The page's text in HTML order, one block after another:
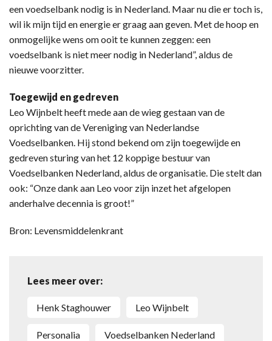
een voedselbank nodig is in Nederland. Maar nu die er toch is,
wil ik mijn tijd en energie er graag aan geven. Met de hoop en
onmogelijke wens om ooit te kunnen zeggen: een
voedselbank is niet meer nodig in Nederland”, aldus de
nieuwe voorzitter.
Toegewijd en gedreven
Leo Wijnbelt heeft mede aan de wieg gestaan van de
oprichting van de Vereniging van Nederlandse
Voedselbanken. Hij stond bekend om zijn toegewijde en
gedreven sturing van het 12 koppige bestuur van
Voedselbanken Nederland, aldus de organisatie. Die stelt dan
ook: “Onze dank aan Leo voor zijn inzet het afgelopen
anderhalve decennia is groot!”
Bron: Levensmiddelenkrant
Lees meer over:
Henk Staghouwer Leo Wijnbelt
personalia Voedselbanken Nederland